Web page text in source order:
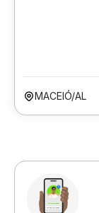
MACEIÓ/AL